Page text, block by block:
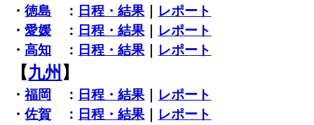
・徳島 ： 日程・結果
レポート
・愛媛 ： 日程・結果
レポート
・高知 ： 日程・結果 レポート
【九州 】
・福岡 ： 日程・結果
レポート
・佐賀 ： 日程・結果
レポート